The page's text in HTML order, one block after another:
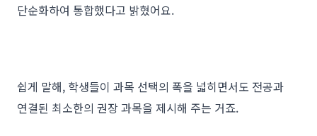
단순화하여 통합했다고 밝혔어요.
쉽게 말해, 학생들이 과목 선택의 폭을 넓히면서도 전공과
연결된 최소한의 권장 과목을 제시해 주는 거죠.